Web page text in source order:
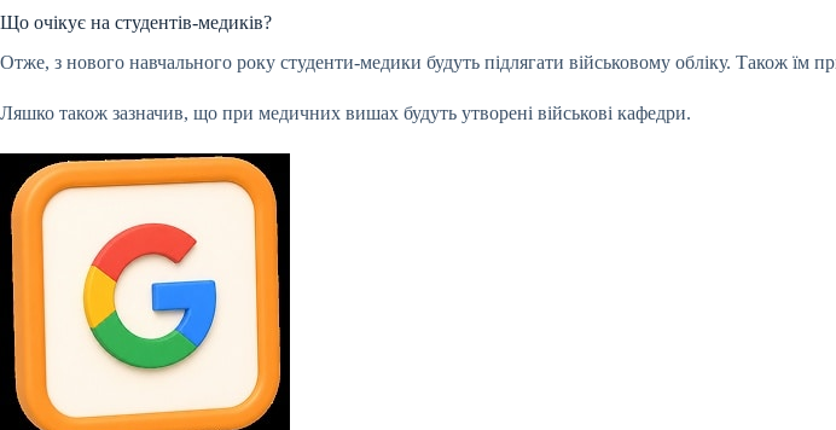
Що очікує на студентів-медиків?
Отже, з нового навчального року студенти-медики будуть підлягати військовому обліку. Також їм
Ляшко також зазначив, що при медичних вишах будуть утворені військові кафедри.